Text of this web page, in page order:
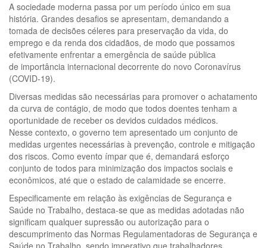
A sociedade moderna passa por um período único em sua
história. Grandes desafios se apresentam, demandando a
tomada de decisões céleres para preservação da vida, do
emprego e da renda dos cidadãos, de modo que possamos
efetivamente enfrentar a emergência de saúde pública
de importância internacional decorrente do novo Coronavírus
(COVID-19).
Diversas medidas são necessárias para promover o achatamento
da curva de contágio, de modo que todos doentes tenham a
oportunidade de receber os devidos cuidados médicos.
Nesse contexto, o governo tem apresentado um conjunto de
medidas urgentes necessárias à prevenção, controle e mitigação
dos riscos. Como evento ímpar que é, demandará esforço
conjunto de todos para minimização dos impactos sociais e
econômicos, até que o estado de calamidade se encerre.
Especificamente em relação às exigências de Segurança e
Saúde no Trabalho, destaca-se que as medidas adotadas não
significam qualquer supressão ou autorização para o
descumprimento das Normas Regulamentadoras de Segurança e
Saúde no Trabalho, sendo imperativo que trabalhadores